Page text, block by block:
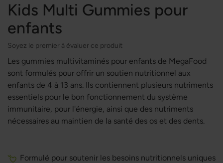
Kids Multi Gummies pour
enfants
Soyez le premier à évaluer ce produit
Les gummies multivitaminés pour enfants de MegaFood
sont formulés pour offrir un soutien nutritionnel aux
enfants de 4 à 13 ans. Ils contiennent plusieurs nutriments
essentiels pour le bon fonctionnement du système
immunitaire, pour l'énergie, ainsi que des nutriments
nécessaires au maintien de la santé des os et des dents.
Formulé pour soutenir les besoins nutritionnels uniques